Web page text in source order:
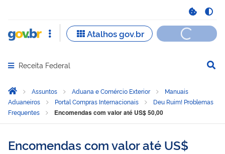
Abrir menu principal de navegação
Receita Federal
Você está aqui:
Página Inicial
Assuntos Aduana e Comércio Exterior
Manuais
Aduaneiros
Portal Compras Internacionais
Deu Ruim! Problemas
Frequentes
Encomendas com valor até US$ 50,00
Encomendas com valor até US$